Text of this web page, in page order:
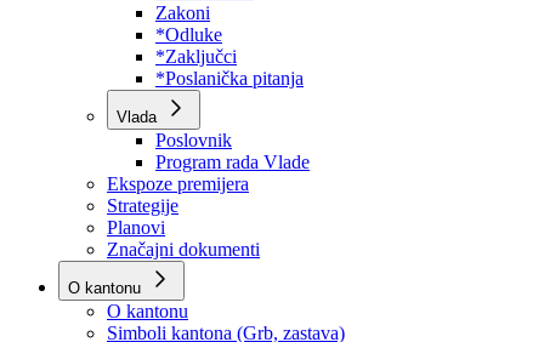
Poslovnik
Program rada Skupštine
Budžet 2026
Zakoni
*Odluke
*Zaključci
*Poslanička pitanja
Vlada
Poslovnik
Program rada Vlade
Ekspoze premijera
Strategije
Planovi
Značajni dokumenti